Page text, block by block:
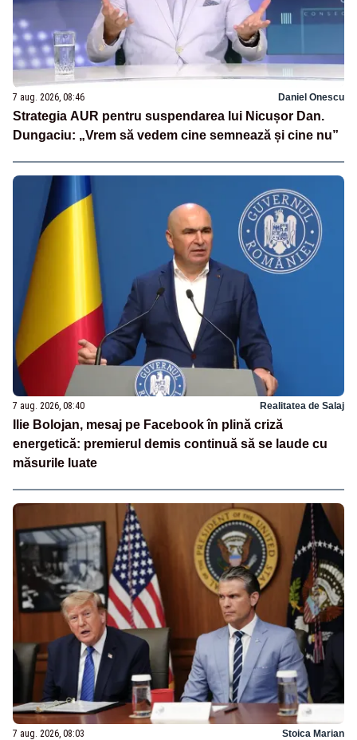
7 aug. 2026, 08:46 Daniel Onescu
Strategia AUR pentru suspendarea lui Nicușor Dan.
Dungaciu: „Vrem să vedem cine semnează și cine nu”
7 aug. 2026, 08:40 Realitatea de Salaj
Ilie Bolojan, mesaj pe Facebook în plină criză
energetică: premierul demis continuă să se laude cu
măsurile luate
7 aug. 2026, 08:03 Stoica Marian